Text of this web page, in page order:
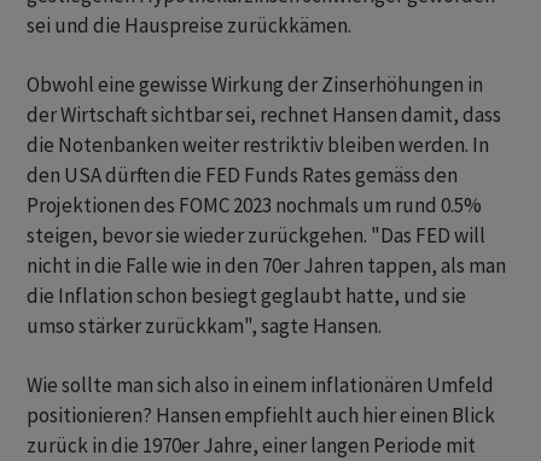
sei und die Hauspreise zurückkämen.
Obwohl eine gewisse Wirkung der Zinserhöhungen in
der Wirtschaft sichtbar sei, rechnet Hansen damit, dass
die Notenbanken weiter restriktiv bleiben werden. In
den USA dürften die FED Funds Rates gemäss den
Projektionen des FOMC 2023 nochmals um rund 0.5%
steigen, bevor sie wieder zurückgehen. "Das FED will
nicht in die Falle wie in den 70er Jahren tappen, als man
die Inflation schon besiegt geglaubt hatte, und sie
umso stärker zurückkam", sagte Hansen.
Wie sollte man sich also in einem inflationären Umfeld
positionieren? Hansen empfiehlt auch hier einen Blick
zurück in die 1970er Jahre, einer langen Periode mit